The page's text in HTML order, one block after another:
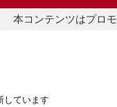
本コンテンツはプロ
しています